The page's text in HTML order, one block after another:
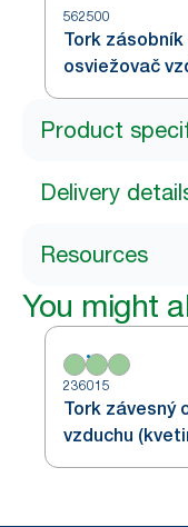
562500
Tork
osviežovač
Product
Delivery
Resources
You might
236015
Tork závesný
vzduchu